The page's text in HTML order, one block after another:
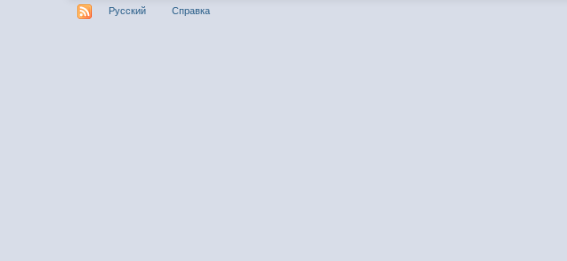
Русский Справка